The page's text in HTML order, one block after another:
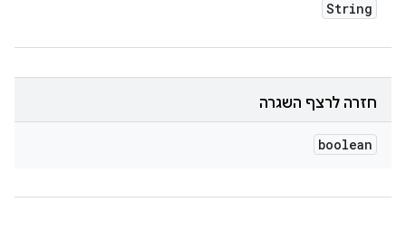
String
חזרה לרצף השגרה
boolean